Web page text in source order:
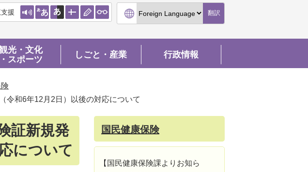
援 翻訳
光・文化
・スポーツ
しごと・産業 行政情報
令和6年12月2日）以後の対応について
証新規発
について
国民健康保険
【国民健康保険課よりお知ら